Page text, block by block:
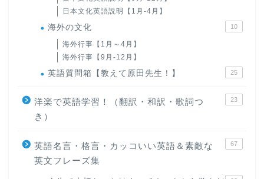
日本文化英語説明【1月-4月】
海外の文化 10
海外行事【1月～4月】
海外行事【9月-12月】
英語質問箱【教えて原田先生！】 25
洋楽で英語学習！（翻訳・和訳・歌詞つ
き）
23
英語名言・格言・カッコいい英語＆素敵な
英文フレーズ集
67